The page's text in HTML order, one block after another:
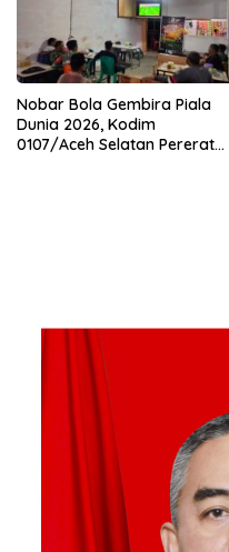
Nobar Bola Gembira Piala
Dunia 2026, Kodim
0107/Aceh Selatan Pererat